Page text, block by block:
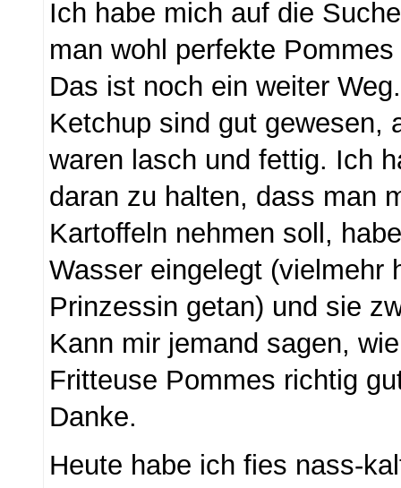
Ich habe mich auf die
man wohl perfekte
Das ist noch ein weiter
Ketchup sind gut gewesen,
waren lasch und fettig. Ich
daran zu halten, dass man
Kartoffeln nehmen soll,
Wasser eingelegt (vielmehr
Prinzessin getan) und sie
Kann mir jemand sagen,
Fritteuse Pommes richtig
Danke.
Heute habe ich fies nass-